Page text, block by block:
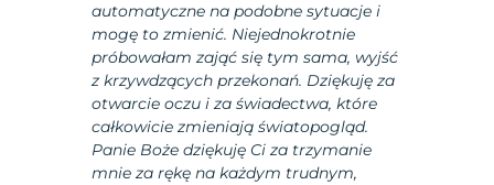
automatyczne na podobne sytuacje i
mogę to zmienić. Niejednokrotnie
próbowałam zająć się tym sama, wyjść
z krzywdzących przekonań. Dziękuję za
otwarcie oczu i za świadectwa, które
całkowicie zmieniają światopogląd.
Panie Boże dziękuję Ci za trzymanie
mnie za rękę na każdym trudnym,